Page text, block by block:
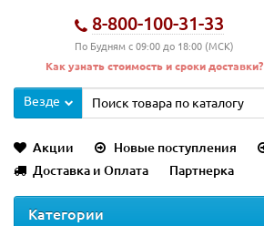
8-800-100-31-33
По Будням с 09:00 до 18:00 (МСК)
Как узнать стоимость и сроки доставки?
Везде
Акции Новые поступления
Доставка и Оплата
Партнерка
Категории